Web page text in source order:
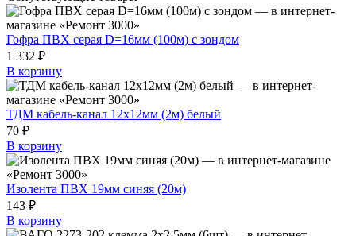
Гофра ПВХ серая D=16мм (100м) с зондом
1 332 ₽
В корзину
ТДМ кабель-канал 12х12мм (2м) белый
70 ₽
В корзину
Изолента ПВХ 19мм синяя (20м)
143 ₽
В корзину